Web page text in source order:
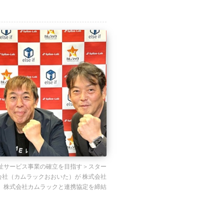
サービス事業の確立を目指す＞スター
（カムラックおおいた）が 株式会社
式会社カムラックと連携協定を締結